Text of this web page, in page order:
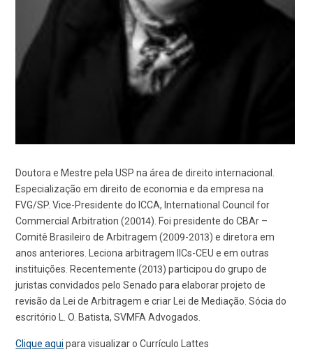
Doutora e Mestre pela USP na área de direito internacional.
Especialização em direito de economia e da empresa na
FVG/SP. Vice-Presidente do ICCA, International Council for
Commercial Arbitration (20014). Foi presidente do CBAr –
Comitê Brasileiro de Arbitragem (2009-2013) e diretora em
anos anteriores. Leciona arbitragem IICs-CEU e em outras
instituições. Recentemente (2013) participou do grupo de
juristas convidados pelo Senado para elaborar projeto de
revisão da Lei de Arbitragem e criar Lei de Mediação. Sócia do
escritório L. O. Batista, SVMFA Advogados.
Clique aqui para visualizar o Currículo Lattes